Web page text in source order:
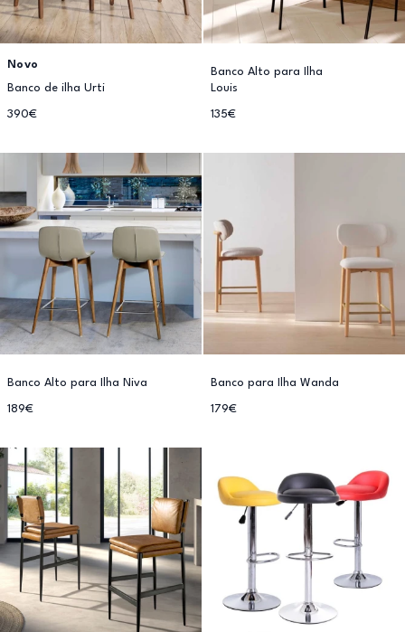
Novo
Banco de ilha Urti
390€
Banco Alto para Ilha
Louis
135€
Banco Alto para Ilha Niva
189€
Banco para Ilha Wanda
179€